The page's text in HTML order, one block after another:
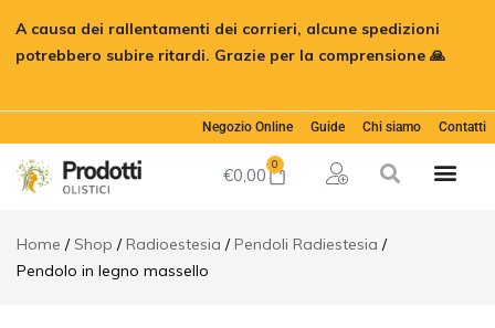
A causa dei rallentamenti dei corrieri, alcune spedizioni
potrebbero subire ritardi. Grazie per la comprensione 🙏
Negozio Online Guide Chi siamo Contatti
€0,00 0
Home Shop Radioestesia
Pendoli Radiestesia
Pendolo in legno massello
Pendolo in
legno
massello
Informazioni
Recensioni
(0)
€ 12,00